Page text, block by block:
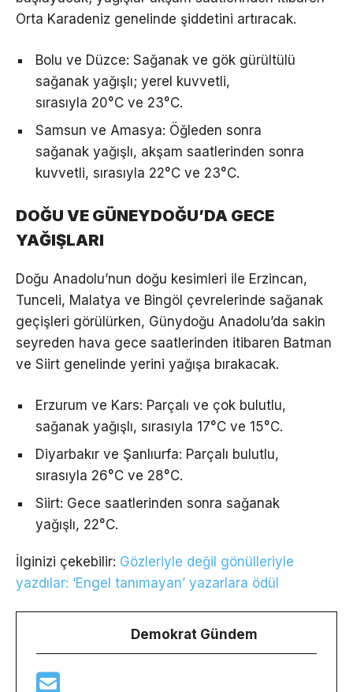
Orta Karadeniz genelinde şiddetini artıracak.
Bolu ve Düzce: Sağanak ve gök gürültülü
sağanak yağışlı; yerel kuvvetli,
sırasıyla 20°C ve 23°C.
Samsun ve Amasya: Öğleden sonra
sağanak yağışlı, akşam saatlerinden sonra
kuvvetli, sırasıyla 22°C ve 23°C.
DOĞU VE GÜNEYDOĞU’DA GECE
YAĞIŞLARI
Doğu Anadolu’nun doğu kesimleri ile Erzincan,
Tunceli, Malatya ve Bingöl çevrelerinde sağanak
geçişleri görülürken, Günydoğu Anadolu’da sakin
seyreden hava gece saatlerinden itibaren Batman
ve Siirt genelinde yerini yağışa bırakacak.
Erzurum ve Kars: Parçalı ve çok bulutlu,
sağanak yağışlı, sırasıyla 17°C ve 15°C.
Diyarbakır ve Şanlıurfa: Parçalı bulutlu,
sırasıyla 26°C ve 28°C.
Siirt: Gece saatlerinden sonra sağanak
yağışlı, 22°C.
İlginizi çekebilir: Gözleriyle değil gönülleriyle
yazdılar: ‘Engel tanımayan’ yazarlara ödül
Demokrat Gündem